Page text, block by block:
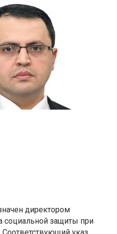
директором
социальной защиты при